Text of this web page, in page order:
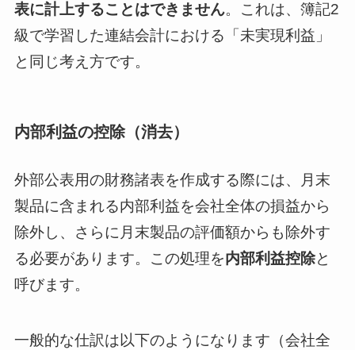
表に計上することはできません。これは、簿記2
級で学習した連結会計における「未実現利益」
と同じ考え方です。
内部利益の控除（消去）
外部公表用の財務諸表を作成する際には、月末
製品に含まれる内部利益を会社全体の損益から
除外し、さらに月末製品の評価額からも除外す
る必要があります。この処理を内部利益控除と
呼びます。
一般的な仕訳は以下のようになります（会社全